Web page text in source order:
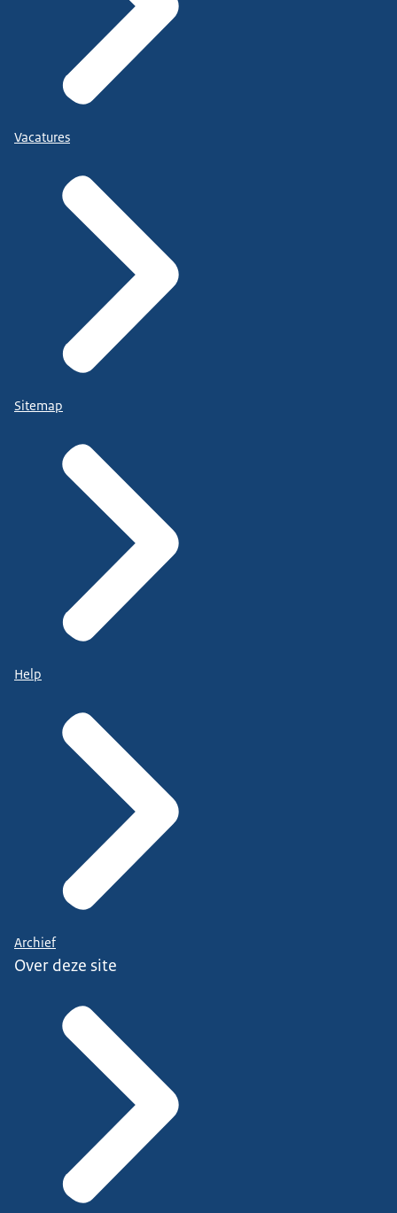
Vacatures
Sitemap
Help
Archief
Over deze site